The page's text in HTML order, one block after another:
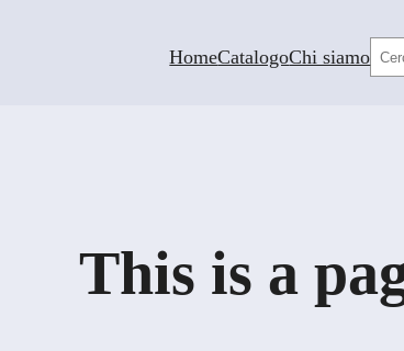
HomeCatalogoChi siamo
This is a